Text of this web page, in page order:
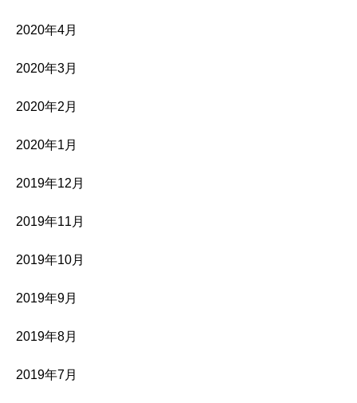
2020年4月
2020年3月
2020年2月
2020年1月
2019年12月
2019年11月
2019年10月
2019年9月
2019年8月
2019年7月